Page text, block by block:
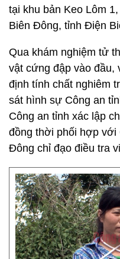
tại khu bản Keo Lôm
Biên Đông, tỉnh Điện
Qua khám nghiệm tử
vật cứng đập vào đầu,
định tính chất nghiêm
sát hình sự Công an
Công an tỉnh xác lập
đồng thời phối hợp với
Đông chỉ đạo điều tra